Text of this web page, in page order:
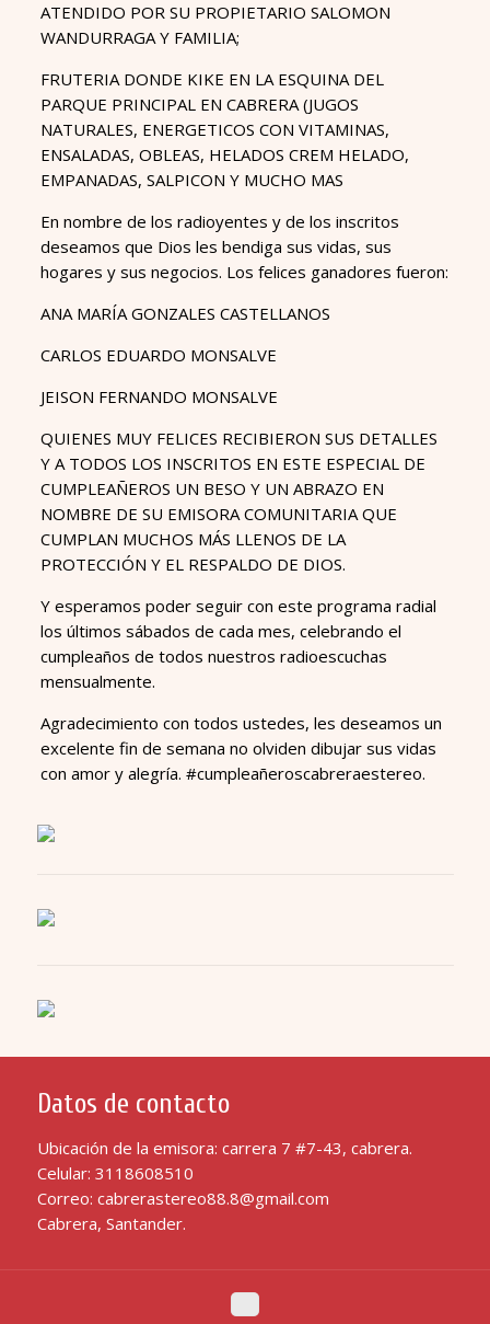
ATENDIDO POR SU PROPIETARIO SALOMON
WANDURRAGA Y FAMILIA;
FRUTERIA DONDE KIKE EN LA ESQUINA DEL
PARQUE PRINCIPAL EN CABRERA (JUGOS
NATURALES, ENERGETICOS CON VITAMINAS,
ENSALADAS, OBLEAS, HELADOS CREM HELADO,
EMPANADAS, SALPICON Y MUCHO MAS
En nombre de los radioyentes y de los inscritos
deseamos que Dios les bendiga sus vidas, sus
hogares y sus negocios. Los felices ganadores fueron:
ANA MARÍA GONZALES CASTELLANOS
CARLOS EDUARDO MONSALVE
JEISON FERNANDO MONSALVE
QUIENES MUY FELICES RECIBIERON SUS DETALLES
Y A TODOS LOS INSCRITOS EN ESTE ESPECIAL DE
CUMPLEAÑEROS UN BESO Y UN ABRAZO EN
NOMBRE DE SU EMISORA COMUNITARIA QUE
CUMPLAN MUCHOS MÁS LLENOS DE LA
PROTECCIÓN Y EL RESPALDO DE DIOS.
Y esperamos poder seguir con este programa radial
los últimos sábados de cada mes, celebrando el
cumpleaños de todos nuestros radioescuchas
mensualmente.
Agradecimiento con todos ustedes, les deseamos un
excelente fin de semana no olviden dibujar sus vidas
con amor y alegría. #cumpleañeroscabreraestereo.
Datos de contacto
Ubicación de la emisora: carrera 7 #7-43, cabrera.
Celular: 3118608510
Correo: cabrerastereo88.8@gmail.com
Cabrera, Santander.